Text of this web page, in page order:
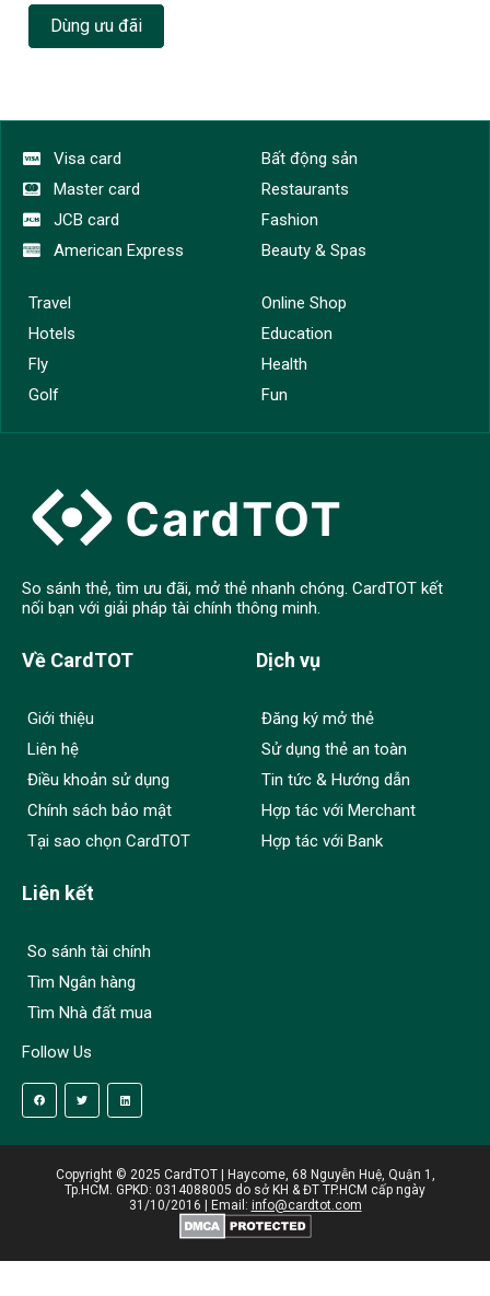
Dùng ưu đãi
Visa card
Master card
JCB card
American Express
Bất động sản
Restaurants
Fashion
Beauty & Spas
Travel
Hotels
Fly
Golf
Online Shop
Education
Health
Fun
So sánh thẻ, tìm ưu đãi, mở thẻ nhanh chóng. CardTOT kết
nối bạn với giải pháp tài chính thông minh.
Về CardTOT
Giới thiệu
Liên hệ
Điều khoản sử dụng
Chính sách bảo mật
Tại sao chọn CardTOT
Dịch vụ
Đăng ký mở thẻ
Sử dụng thẻ an toàn
Tin tức & Hướng dẫn
Hợp tác với Merchant
Hợp tác với Bank
Liên kết
So sánh tài chính
Tìm Ngân hàng
Tìm Nhà đất mua
Follow Us
Copyright © 2025 CardTOT | Haycome, 68 Nguyễn Huệ, Quận 1,
Tp.HCM. GPKD: 0314088005 do sở KH & ĐT TP.HCM cấp ngày
31/10/2016 | Email: info@cardtot.com